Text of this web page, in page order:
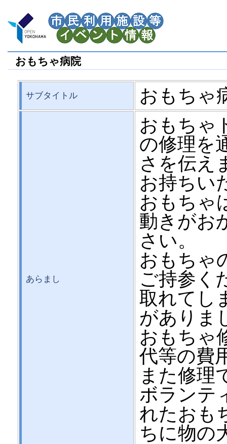
おもちゃ病院
サブタイトル おもちゃ
あらまし
おもちゃ
の修理を
さを伝え
お持ちい
おもちゃ
動きがお
さい。
おもちゃ
ご持参く
取れてし
がありま
おもちゃ
代等の費
また修理
ボランテ
れたおも
ちに物の